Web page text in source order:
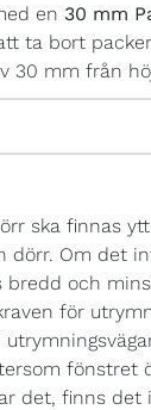
en 30 mm
ta bort
30 mm från
ska finnas
dörr. Om det
och
för
fönstret
det, finns det